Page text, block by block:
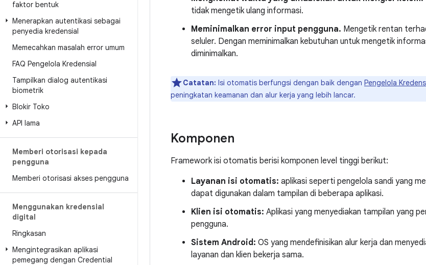
faktor bentuk
Menerapkan autentikasi sebagai
penyedia kredensial
Memecahkan masalah error umum
FAQ Pengelola Kredensial
Tampilkan dialog autentikasi
biometrik
Blokir Toko
API lama
Memberi otorisasi kepada
pengguna
Memberi otorisasi akses pengguna
Menggunakan kredensial
digital
Ringkasan
Mengintegrasikan aplikasi
pemegang dengan Credential
tidak mengetik ulang informasi.
Meminimalkan error input pengguna. Mengetik rentan
seluler. Dengan meminimalkan kebutuhan untuk mengetik
diminimalkan.
Catatan: Isi otomatis berfungsi dengan baik dengan Pengelola
peningkatan keamanan dan alur kerja yang lebih lancar.
Komponen
Framework isi otomatis berisi komponen level tinggi berikut:
Layanan isi otomatis: aplikasi seperti pengelola sandi yang
dapat digunakan dalam tampilan di beberapa aplikasi.
Klien isi otomatis: Aplikasi yang menyediakan tampilan yang
pengguna.
Sistem Android: OS yang mendefinisikan alur kerja dan
layanan dan klien bekerja sama.